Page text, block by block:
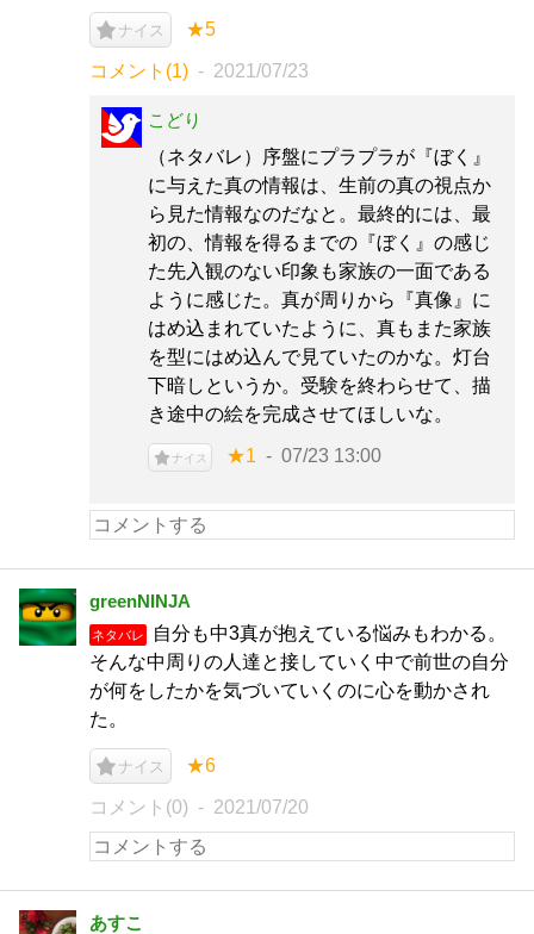
ナイス ★5
コメント(1) 2021/07/23
こどり
（ネタバレ）序盤にプラプラが『ぼく』
に与えた真の情報は、生前の真の視点か
ら見た情報なのだなと。最終的には、最
初の、情報を得るまでの『ぼく』の感じ
た先入観のない印象も家族の一面である
ように感じた。真が周りから『真像』に
はめ込まれていたように、真もまた家族
を型にはめ込んで見ていたのかな。灯台
下暗しというか。受験を終わらせて、描
き途中の絵を完成させてほしいな。
ナイス ★1 07/23 13:00
greenNINJA
ネタバレ
自分も中3真が抱えている悩みもわかる。
そんな中周りの人達と接していく中で前世の自分
が何をしたかを気づいていくのに心を動かされ
た。
ナイス ★6
コメント(0) 2021/07/20
あすこ